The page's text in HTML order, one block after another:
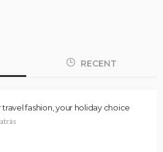
RECENT
fashion, your holiday choice